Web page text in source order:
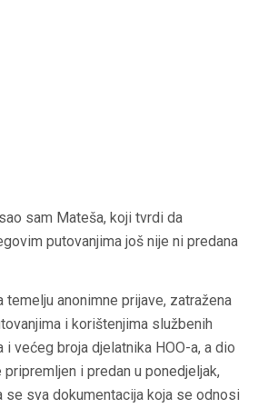
sam Mateša, koji tvrdi da
putovanjima još nije ni predana
temelju anonimne prijave, zatražena
i korištenjima službenih
većeg broja djelatnika HOO-a, a dio
i predan u ponedjeljak,
sva dokumentacija koja se odnosi